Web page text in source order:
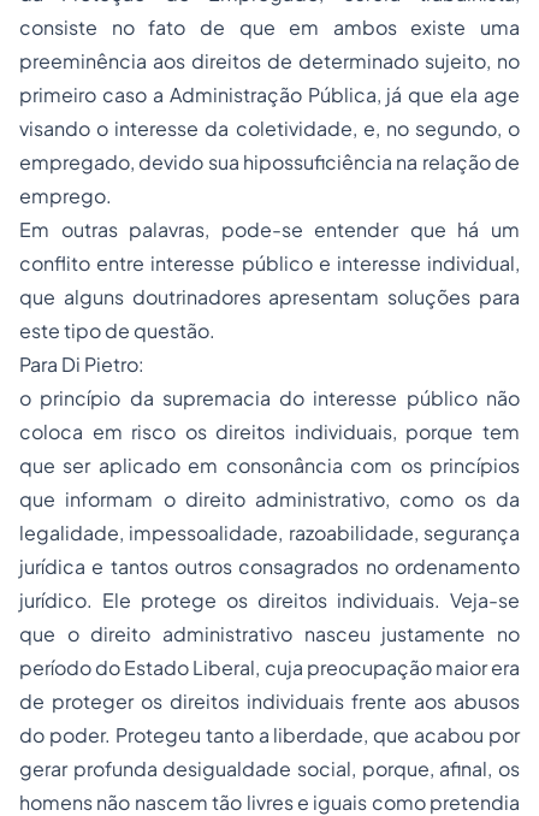
consiste no fato de que em ambos existe uma
preeminência aos direitos de determinado sujeito, no
primeiro caso a Administração Pública, já que ela age
visando o interesse da coletividade, e, no segundo, o
empregado, devido sua hipossuficiência na relação de
emprego.
Em outras palavras, pode-se entender que há um
conflito entre interesse público e interesse individual,
que alguns doutrinadores apresentam soluções para
este tipo de questão.
Para Di Pietro:
o princípio da supremacia do interesse público não
coloca em risco os direitos individuais, porque tem
que ser aplicado em consonância com os princípios
que informam o direito administrativo, como os da
legalidade, impessoalidade, razoabilidade, segurança
jurídica e tantos outros consagrados no ordenamento
jurídico. Ele protege os direitos individuais. Veja-se
que o direito administrativo nasceu justamente no
período do Estado Liberal, cuja preocupação maior era
de proteger os direitos individuais frente aos abusos
do poder. Protegeu tanto a liberdade, que acabou por
gerar profunda desigualdade social, porque, afinal, os
homens não nascem tão livres e iguais como pretendia